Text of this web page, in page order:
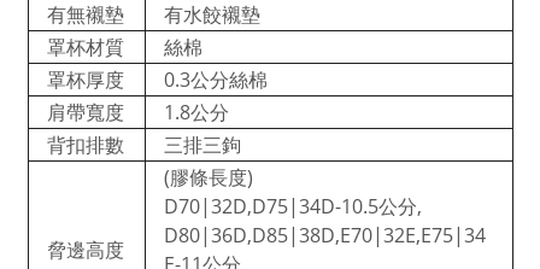
有無襯墊
有水餃襯墊
罩杯材質
絲棉
罩杯厚度
0.3公分絲棉
肩帶寬度
1.8公分
背扣排數
三排三鉤
脅邊高度
(膠條長度)
D70|32D,D75|34D-10.5公分,
D80|36D,D85|38D,E70|32E,E75|34